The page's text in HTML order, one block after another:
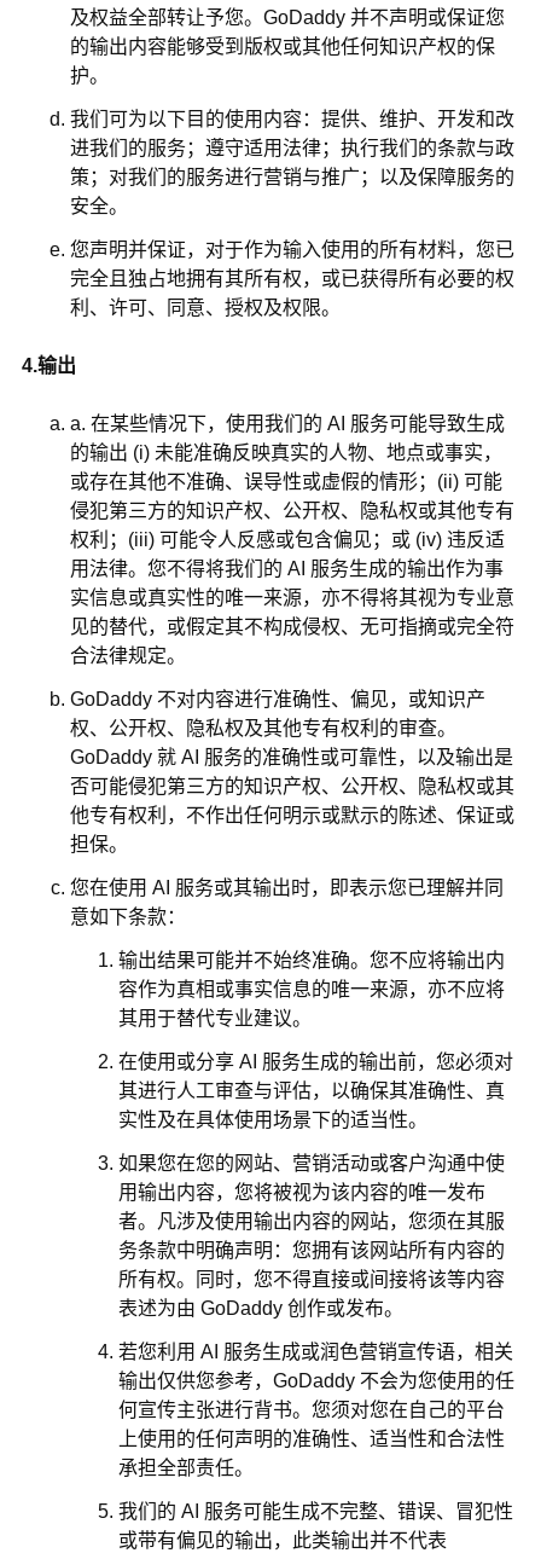
及权益全部转让予您。GoDaddy 并不声明或保证您
的输出内容能够受到版权或其他任何知识产权的保
护。
我们可为以下目的使用内容：提供、维护、开发和改
进我们的服务；遵守适用法律；执行我们的条款与政
策；对我们的服务进行营销与推广；以及保障服务的
安全。
您声明并保证，对于作为输入使用的所有材料，您已
完全且独占地拥有其所有权，或已获得所有必要的权
利、许可、同意、授权及权限。
4.输出
a. 在某些情况下，使用我们的 AI 服务可能导致生成
的输出 (i) 未能准确反映真实的人物、地点或事实，
或存在其他不准确、误导性或虚假的情形；(ii) 可能
侵犯第三方的知识产权、公开权、隐私权或其他专有
权利；(iii) 可能令人反感或包含偏见；或 (iv) 违反适
用法律。您不得将我们的 AI 服务生成的输出作为事
实信息或真实性的唯一来源，亦不得将其视为专业意
见的替代，或假定其不构成侵权、无可指摘或完全符
合法律规定。
GoDaddy 不对内容进行准确性、偏见，或知识产
权、公开权、隐私权及其他专有权利的审查。
GoDaddy 就 AI 服务的准确性或可靠性，以及输出是
否可能侵犯第三方的知识产权、公开权、隐私权或其
他专有权利，不作出任何明示或默示的陈述、保证或
担保。
您在使用 AI 服务或其输出时，即表示您已理解并同
意如下条款：
输出结果可能并不始终准确。您不应将输出内
容作为真相或事实信息的唯一来源，亦不应将
其用于替代专业建议。
在使用或分享 AI 服务生成的输出前，您必须对
其进行人工审查与评估，以确保其准确性、真
实性及在具体使用场景下的适当性。
如果您在您的网站、营销活动或客户沟通中使
用输出内容，您将被视为该内容的唯一发布
者。凡涉及使用输出内容的网站，您须在其服
务条款中明确声明：您拥有该网站所有内容的
所有权。同时，您不得直接或间接将该等内容
表述为由 GoDaddy 创作或发布。
若您利用 AI 服务生成或润色营销宣传语，相关
输出仅供您参考，GoDaddy 不会为您使用的任
何宣传主张进行背书。您须对您在自己的平台
上使用的任何声明的准确性、适当性和合法性
承担全部责任。
我们的 AI 服务可能生成不完整、错误、冒犯性
或带有偏见的输出，此类输出并不代表